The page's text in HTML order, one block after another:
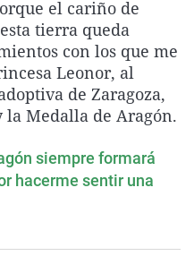
La rosa de los vientos
Gente viajera
Como el perro y el
Caso
Retornados
Equipo de
Operación Viuda
Extremadura
Galicia
La Rioja
Navarra
Virales
Televisión
Elecciones
el cariño de
tierra queda
con los que me
Leonor, al
de Zaragoza,
la Medalla de Aragón.
siempre formará
hacerme sentir una